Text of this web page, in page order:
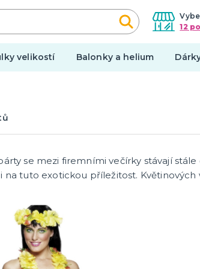
12
velikostí Balonky a helium
dekorace
girlandy
doplňky
Make-up a
Výzdoba
další
párty
Hororové
se mezi firemními večírky stávají
na tuto exotickou příležitost.